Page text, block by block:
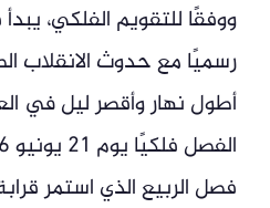
رسميًا مع حدوث الانقلاب
أطول نهار وأقصر ليل في
فصل الربيع الذي استمر